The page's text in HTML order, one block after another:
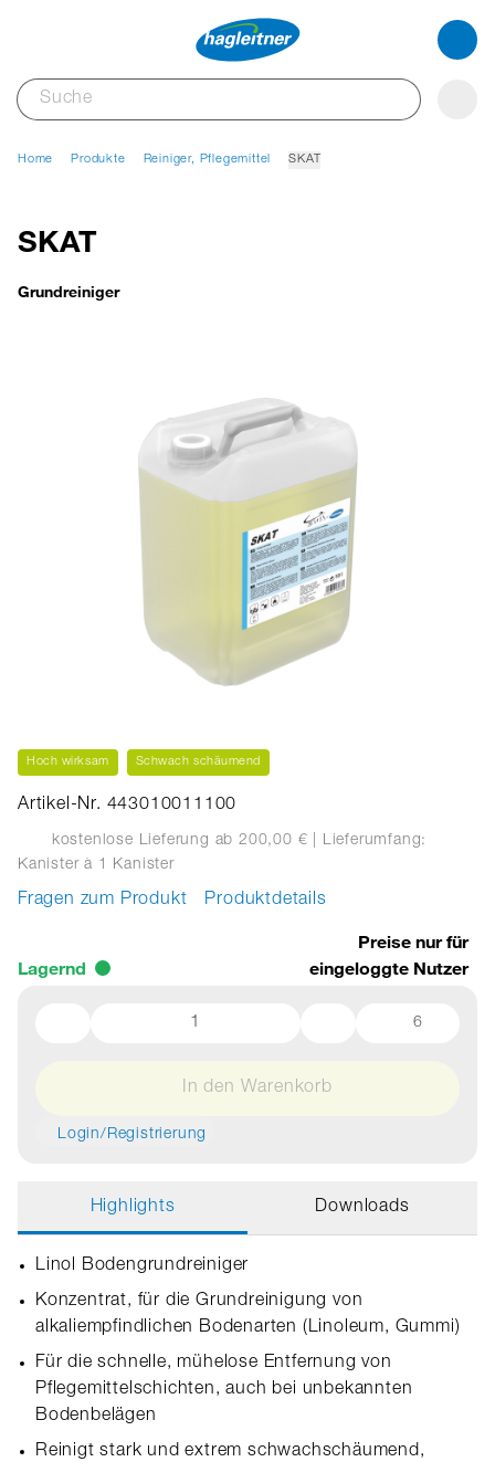
Home Produkte Reiniger, Pflegemittel SKAT
SKAT
Grundreiniger
Hoch wirksam Schwach schäumend
Artikel-Nr. 443010011100
kostenlose Lieferung ab 200,00 € | Lieferumfang:
Kanisterà 1 Kanister
Fragen zum Produkt Produktdetails
Lagernd
Preise nur für
eingeloggte Nutzer
6
In den Warenkorb
Login/Registrierung
Highlights Downloads
Linol Bodengrundreiniger
Konzentrat, für die Grundreinigung von
alkaliempfindlichen Bodenarten (Linoleum, Gummi)
Für die schnelle, mühelose Entfernung von
Pflegemittelschichten, auch bei unbekannten
Bodenbelägen
Reinigt stark und extrem schwachschäumend,